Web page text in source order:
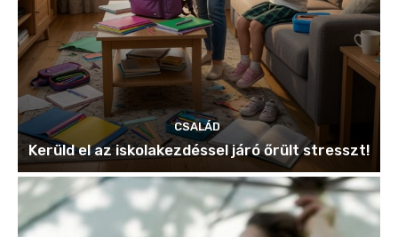
CSALÁD
Kerüld el az iskolakezdéssel járó őrült stresszt!